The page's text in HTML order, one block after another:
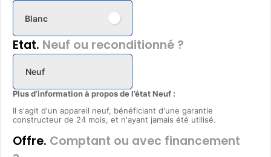
Blanc
Etat. Neuf ou reconditionné ?
Neuf
Plus d’information à propos de l’état Neuf :
Il s'agit d'un appareil neuf, bénéficiant d'une garantie
constructeur de 24 mois, et n'ayant jamais été utilisé.
Offre. Comptant ou avec financement